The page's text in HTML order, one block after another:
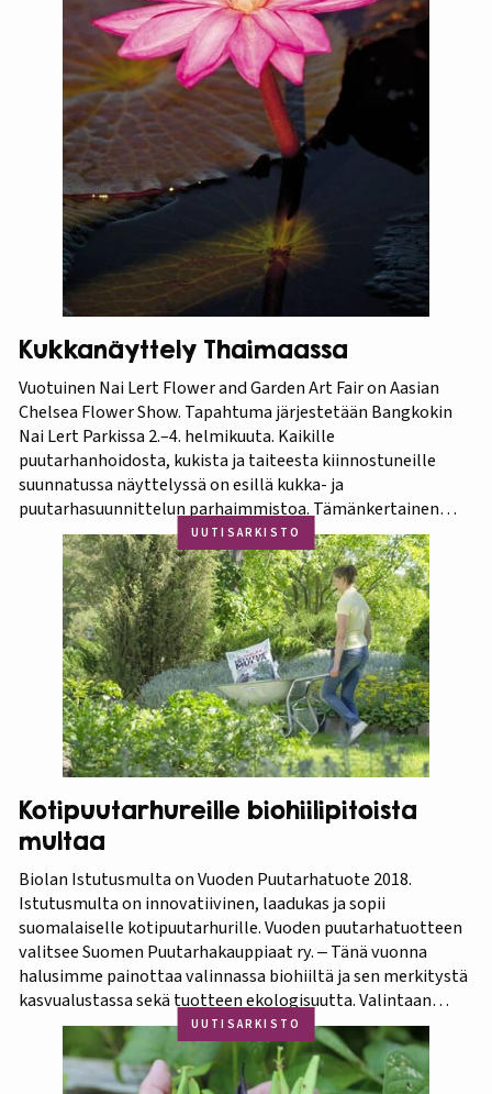
Kukkanäyttely Thaimaassa
Vuotuinen Nai Lert Flower and Garden Art Fair on Aasian
Chelsea Flower Show. Tapahtuma järjestetään Bangkokin
Nai Lert Parkissa 2.–4. helmikuuta. Kaikille
puutarhanhoidosta, kukista ja taiteesta kiinnostuneille
suunnatussa näyttelyssä on esillä kukka- ja
puutarhasuunnittelun parhaimmistoa. Tämänkertainen
tapahtuma on osa Amazing Thailand -teemavuotta, joka
pyrkii piristämään Thaimaan matkailua entisestään.
Thaimaa tunnetaan erittäin runsaasta ja monipuolisesta
kasvistostaan,…
UUTISARKISTO
Kotipuutarhureille biohiilipitoista
multaa
Biolan Istutusmulta on Vuoden Puutarhatuote 2018.
Istutusmulta on innovatiivinen, laadukas ja sopii
suomalaiselle kotipuutarhurille. Vuoden puutarhatuotteen
valitsee Suomen Puutarhakauppiaat ry. ‒ Tänä vuonna
halusimme painottaa valinnassa biohiiltä ja sen merkitystä
kasvualustassa sekä tuotteen ekologisuutta. Valintaan
vaikuttivat myös luonnonmukaisuus ja kotimaisuus.
Finaaliin päätyneet tuotteet olivat kaikki biohiilipohjaisia.
Kilpailu oli tasainen, mutta Biolan Istutusmulta antaa
UUTISARKISTO